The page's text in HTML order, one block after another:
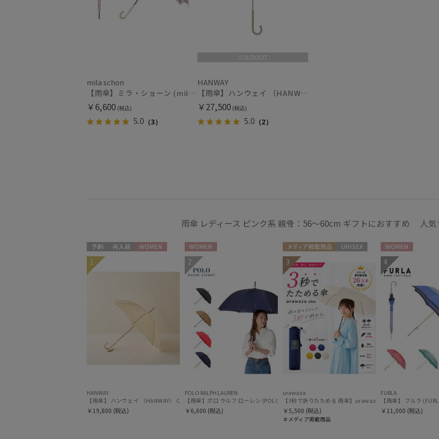
mila schon
【雨傘】ミラ・ショーン (mila schon) 花柄 長傘 レディース 【公式ムーンバット】 ブランド 耐風傘 ジャンプ式 グラスファイバー ギフト
￥6,600 (税込)
5.0 （3）
SOLDOUT
HANWAY
【雨傘】ハンウェイ （HANWAY ）真田耳（サナダミミ）長傘 日本製 カーボン骨
￥27,500 (税込)
5.0 （2）
雨傘 レディース ピンク系 親骨：56～60cm ギフトにおすすめ 人気
予約
1
HANWAY
【雨傘】 ハンウェイ （HANWAY） Couturier クチュリエ 長傘 日本製
￥19,800 (税込)
WOMEN
2
POLO RALPH LAUREN
【雨傘】ポロ ラルフ ローレン (POLO RALPH LAUREN) ドット×ロゴ
￥6,600 (税込)
メディア掲載商品
3
urawaza
【3秒で折りたためる 雨傘】urawaza(ウラワザ) slim
￥5,500 (税込)
＃メディア掲載商品
WOMEN
4
FURLA
【雨傘】 フルラ
￥11,000 (税込)